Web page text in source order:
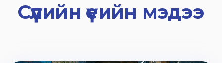
Сүүлийн үеийн мэдээ